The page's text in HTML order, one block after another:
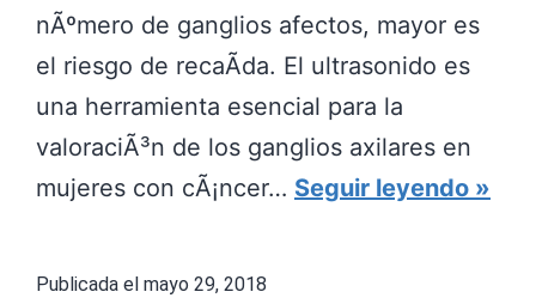
nÃºmero de ganglios afectos, mayor es
el riesgo de recaÃ­da. El ultrasonido es
una herramienta esencial para la
valoraciÃ³n de los ganglios axilares en
mujeres con cÃ¡ncer… Seguir leyendo A
Publicada el mayo 29, 2018